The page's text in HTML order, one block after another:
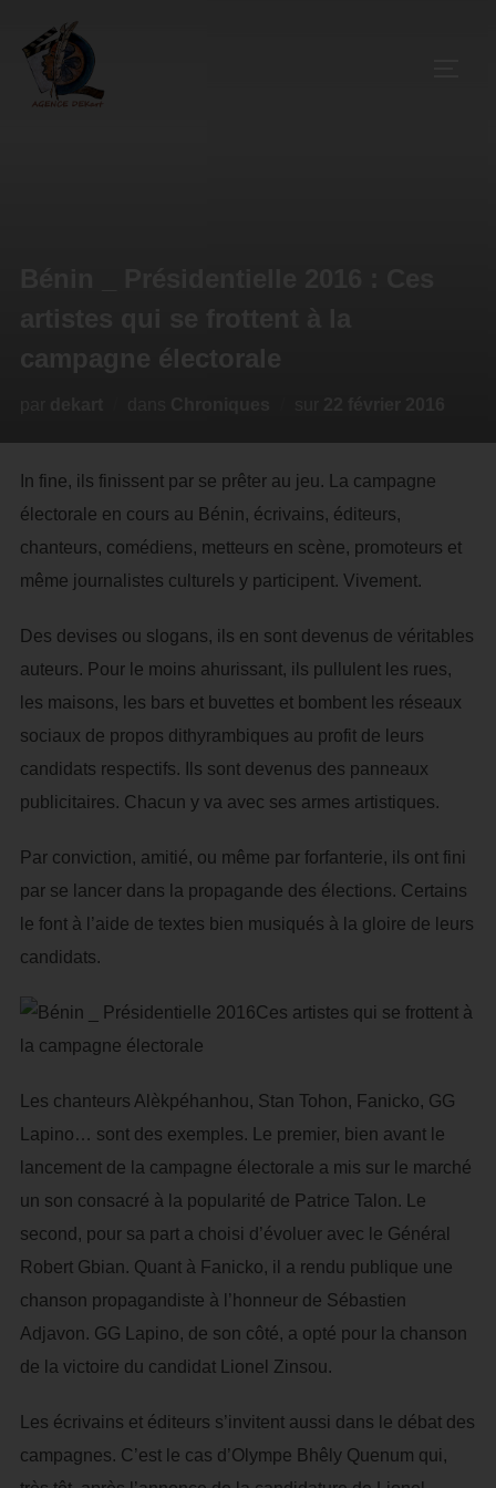
In fine, ils finissent par se prêter au jeu. La campagne
électorale en cours au Bénin, écrivains, éditeurs,
chanteurs, comédiens, metteurs en scène, promoteurs et
même journalistes culturels y participent. Vivement.
Des devises ou slogans, ils en sont devenus de véritables
auteurs. Pour le moins ahurissant, ils pullulent les rues,
les maisons, les bars et buvettes et bombent les réseaux
sociaux de propos dithyrambiques au profit de leurs
candidats respectifs. Ils sont devenus des panneaux
publicitaires. Chacun y va avec ses armes artistiques.
Par conviction, amitié, ou même par forfanterie, ils ont fini
par se lancer dans la propagande des élections. Certains
le font à l’aide de textes bien musiqués à la gloire de leurs
candidats.
Les chanteurs Alèkpéhanhou, Stan Tohon, Fanicko, GG
Lapino… sont des exemples. Le premier, bien avant le
lancement de la campagne électorale a mis sur le marché
un son consacré à la popularité de Patrice Talon. Le
second, pour sa part a choisi d’évoluer avec le Général
Robert Gbian. Quant à Fanicko, il a rendu publique une
chanson propagandiste à l’honneur de Sébastien
Adjavon. GG Lapino, de son côté, a opté pour la chanson
de la victoire du candidat Lionel Zinsou.
Les écrivains et éditeurs s’invitent aussi dans le débat des
campagnes. C’est le cas d’Olympe Bhêly Quenum qui,